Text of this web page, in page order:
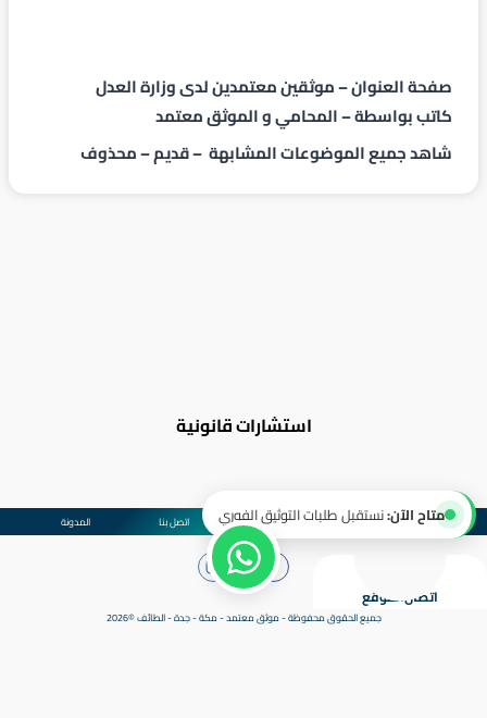
صفحة العنوان – موثقين معتمدين لدى وزارة العدل
كاتب بواسطة – المحامي و الموثق معتمد
شاهد جميع الموضوعات المشابهة – قديم – محذوف
متاح الآن:نستقبل طلبات التوثيق الفوري
استشارات قانونية
سياسة الخصوصية من نحن اتصل بنا المدونة
جميع الحقوق محفوظة - موثق معتمد - مكة - جدة - الطائف ©2026
اتصالالموقع